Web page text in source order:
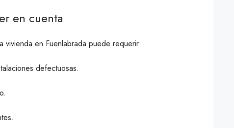
en cuenta
vivienda en Fuenlabrada puede requerir:
defectuosas.